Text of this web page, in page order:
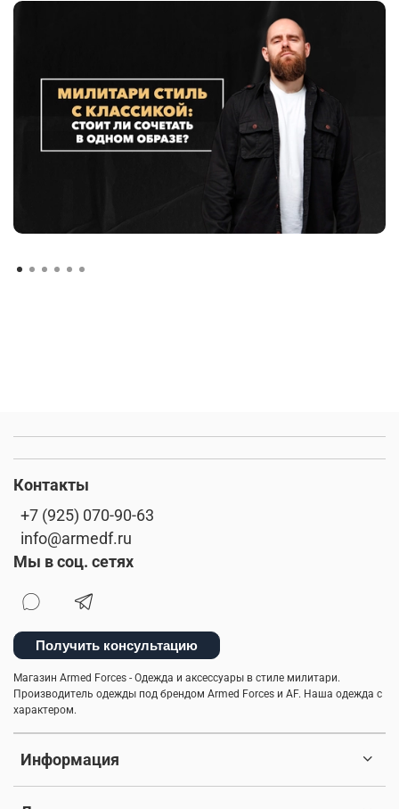
Информация
Контакты
+7 (925) 070-90-63
info@armedf.ru
Мы в соц. сетях
Получить консультацию
Магазин Armed Forces - Одежда и аксессуары в стиле милитари.
Производитель одежды под брендом Armed Forces и AF. Наша одежда с
характером.